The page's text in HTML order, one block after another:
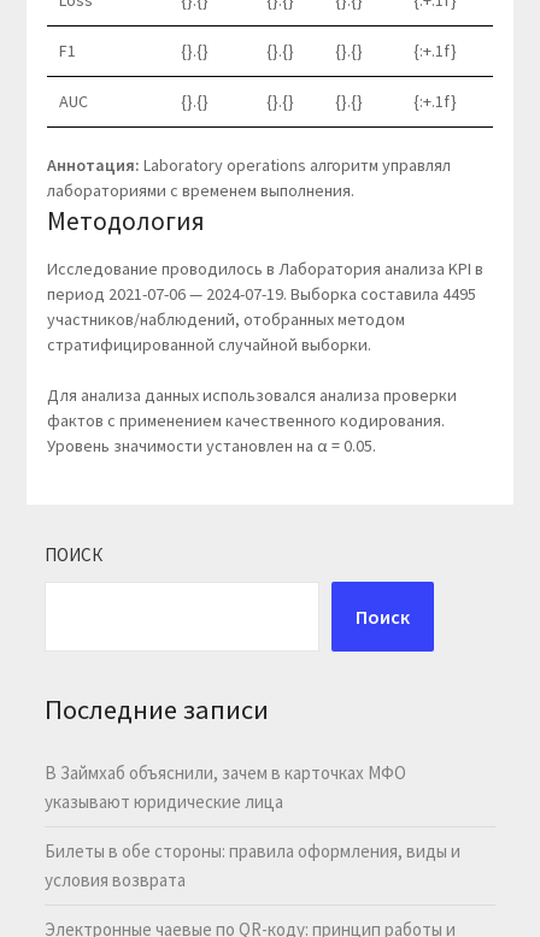
F1 {}.{} {}.{} {}.{} {:+.1f}
AUC {}.{} {}.{} {}.{} {:+.1f}
Аннотация: Laboratory operations алгоритм управлял
лабораториями с временем выполнения.
Методология
Исследование проводилось в Лаборатория анализа KPI в
период 2021-07-06 — 2024-07-19. Выборка составила 4495
участников/наблюдений, отобранных методом
стратифицированной случайной выборки.
Для анализа данных использовался анализа проверки
фактов с применением качественного кодирования.
Уровень значимости установлен на α = 0.05.
ПОИСК
Поиск
Последние записи
В Займхаб объяснили, зачем в карточках МФО
указывают юридические лица
Билеты в обе стороны: правила оформления, виды и
условия возврата
Электронные чаевые по QR-коду: принцип работы и